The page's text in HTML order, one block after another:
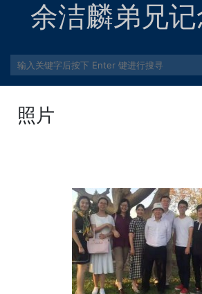
余洁麟弟兄
照片